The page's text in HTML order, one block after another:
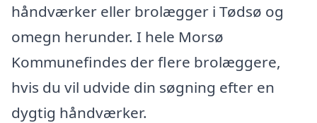
håndværker eller brolægger i Tødsø og
omegn herunder. I hele Morsø
Kommunefindes der flere brolæggere,
hvis du vil udvide din søgning efter en
dygtig håndværker.